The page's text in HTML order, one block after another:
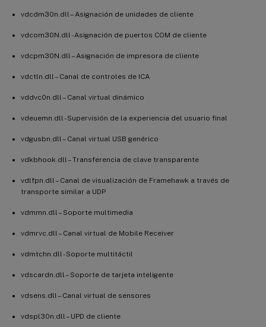
vdcdm30n.dll – Asignación de unidades de cliente
vdcom30N.dll - Asignación de puertos COM de cliente
vdcpm30N.dll – Asignación de impresora de cliente
vdctln.dll – Canal de controles de ICA
vddvc0n.dll – Canal virtual dinámico
vdeuemn.dll - Supervisión de la experiencia del usuario final
vdgusbn.dll – Canal virtual USB genérico
vdkbhook.dll – Transferencia de clave transparente
vdlfpn.dll – Canal de visualización de Framehawk a través de
transporte similar a UDP
vdmmn.dll – Soporte multimedia
vdmrvc.dll – Canal virtual de Mobile Receiver
vdmtchn.dll - Soporte multitáctil
vdscardn.dll – Soporte de tarjeta inteligente
vdsens.dll – Canal virtual de sensores
vdspl30n.dll – UPD de cliente